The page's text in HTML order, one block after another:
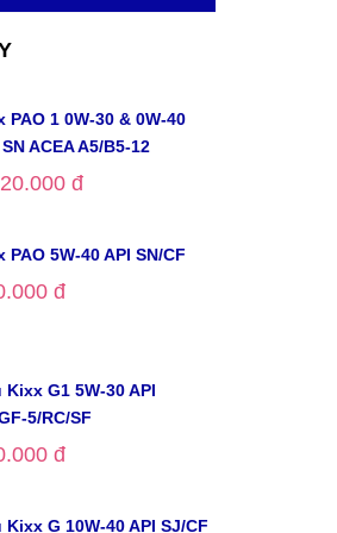
PAO 1 0W-30 & 0W-40
ACEA A5/B5-12
đ
PAO 5W-40 API SN/CF
đ
Kixx G1 5W-30 API
5/RC/SF
đ
Kixx G 10W-40 API SJ/CF